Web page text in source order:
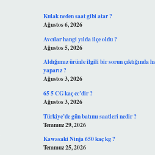
Kulak neden saat gibi atar ?
Ağustos 6, 2026
Avcılar hangi yılda ilçe oldu ?
Ağustos 5, 2026
Aldığımız ürünle ilgili bir sorun çıktığında
yaparız ?
Ağustos 3, 2026
65 5 CG kaç cc’dir ?
Ağustos 3, 2026
Türkiye’de gün batımı saatleri nedir ?
Temmuz 29, 2026
Kawasaki Ninja 650 kaç kg ?
Temmuz 25, 2026